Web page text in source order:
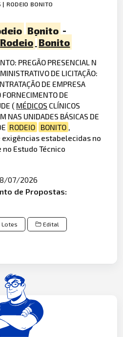
BONITO
Bonito -
Rodeio Bonito
PREGÃO PRESENCIAL N
DE LICITAÇÃO:
DE EMPRESA
FORNECIMENTO DE
( MÉDICOS CLÍNICOS
NAS UNIDADES BÁSICAS DE
RODEIO BONITO ,
estabelecidas no
Estudo Técnico
07/2026
de Propostas:
Lotes Edital